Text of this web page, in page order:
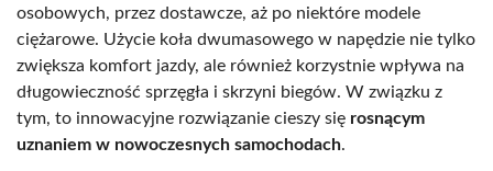
osobowych, przez dostawcze, aż po niektóre modele
ciężarowe. Użycie koła dwumasowego w napędzie nie tylko
zwiększa komfort jazdy, ale również korzystnie wpływa na
długowieczność sprzęgła i skrzyni biegów. W związku z
tym, to innowacyjne rozwiązanie cieszy się rosnącym
uznaniem w nowoczesnych samochodach.